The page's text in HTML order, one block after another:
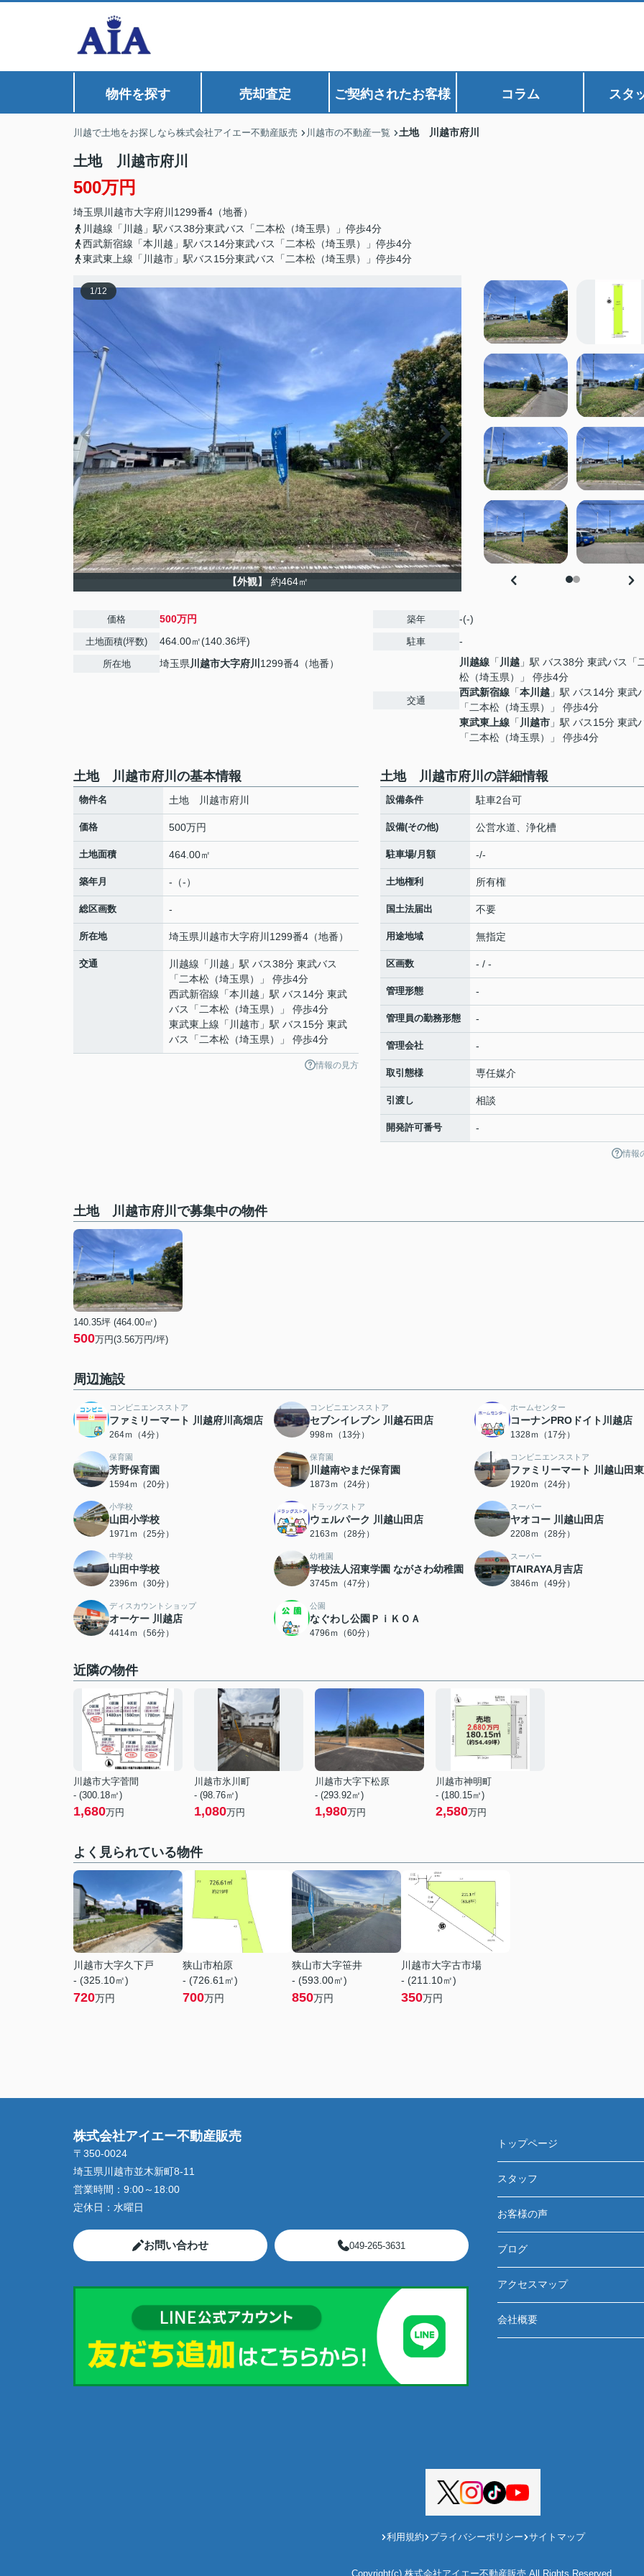
物件を探す 売却査定 ご契約されたお客様 コラム スタ
川越で土地をお探しなら株式会社アイエー不動産販売 川越市の不動産一覧 土地 川越市府川
土地 川越市府川
500万円
埼玉県 川越市大字府川 1299番4（地番）
川越線「川越」駅バス38分東武バス「二本松（埼玉県）」停歩4分
西武新宿線「本川越」駅バス14分東武バス「二本松（埼玉県）」停歩4分
東武東上線「川越市」駅バス15分東武バス「二本松（埼玉県）」停歩4分
1/12
【外観】 約464㎡
価格 500万円
土地面積(坪数) 464.00㎡(140.36坪)
所在地 埼玉県川越市大字府川 1299番4（地番）
築年 -(-)
駐車 -
交通
川越線 「 川越 」駅 バス38分 東武バス「
松（埼玉県）」 停歩4分
西武新宿線 「本川越 」駅 バス14分 東武
「二本松（埼玉県）」 停歩4分
東武東上線 「 川越市 」駅 バス15分 東武
「二本松（埼玉県）」 停歩4分
土地 川越市府川の基本情報
物件名 土地 川越市府川
価格 500万円
土地面積 464.00㎡
築年月 -（-）
総区画数 -
所在地 埼玉県 川越市大字府川 1299番4（地番）
交通 川越線 「 川越 」駅 バス38分 東武バス
「二本松（埼玉県）」 停歩4分
西武新宿線 「本川越 」駅 バス14分 東武
バス「二本松（埼玉県）」 停歩4分
東武東上線 「 川越市 」駅 バス15分 東武
バス「二本松（埼玉県）」 停歩4分
情報の見方
土地 川越市府川の詳細情報
設備条件 駐車2台可
設備(その他) 公営水道、浄化槽
駐車場/月額 -/-
土地権利 所有権
国土法届出 不要
用途地域 無指定
区画数 - / -
管理形態 -
管理員の勤務形態 -
管理会社 -
取引態様 専任媒介
引渡し 相談
開発許可番号 -
情報
土地 川越市府川で募集中の物件
140.35坪 (464.00㎡)
500万円(3.56万円/坪)
周辺施設
コンビニエンスストア
ファミリーマート 川越府川高畑店
264ｍ（4分）
コンビニエンスストア
セブンイレブン 川越石田店
998ｍ（13分）
ホームセンター
コーナンPROドイト川越店
1328ｍ（17分）
保育園
芳野保育園
1594ｍ（20分）
保育園
川越南やまだ保育園
1873ｍ（24分）
コンビニエンスストア
ファミリーマート 川越山田
1920ｍ（24分）
小学校
山田小学校
1971ｍ（25分）
ドラッグストア
ウェルパーク 川越山田店
2163ｍ（28分）
スーパー
ヤオコー 川越山田店
2208ｍ（28分）
中学校
山田中学校
2396ｍ（30分）
幼稚園
学校法人沼東学園 ながさわ幼稚園
3745ｍ（47分）
スーパー
TAIRAYA月吉店
3846ｍ（49分）
ディスカウントショップ
オーケー 川越店
4414ｍ（56分）
公園
なぐわし公園ＰｉＫＯＡ
4796ｍ（60分）
近隣の物件
川越市大字菅間
- (300.18㎡)
1,680万円
川越市氷川町
- (98.76㎡)
1,080万円
川越市大字下松原
- (293.92㎡)
1,980万円
川越市神明町
- (180.15㎡)
2,580万円
よく見られている物件
川越市大字久下戸
- (325.10㎡)
720万円
狭山市柏原
- (726.61㎡)
700万円
狭山市大字笹井
- (593.00㎡)
850万円
川越市大字古市場
- (211.10㎡)
350万円
株式会社アイエー不動産販売
〒350-0024
埼玉県川越市並木新町8-11
営業時間： 9:00～18:00
定休日： 水曜日
お問い合わせ 049-265-3631
トップページ
スタッフ
お客様の声
ブログ
アクセスマップ
会社概要
利用規約 プライバシーポリシー サイトマップ
Copyright(c) 株式会社アイエー不動産販売 All Rights Reserved.